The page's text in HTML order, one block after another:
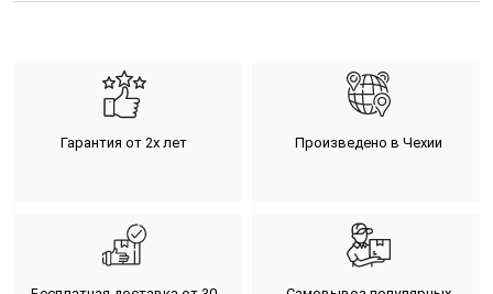
Гарантия от 2х лет Произведено в Чехии